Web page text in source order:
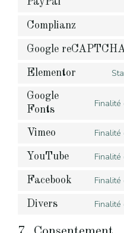
Complianz
Google
Elementor
Google
Fonts
Finalité
Vimeo Finalité
YouTube Finalité
Facebook Finalité
Divers Finalité